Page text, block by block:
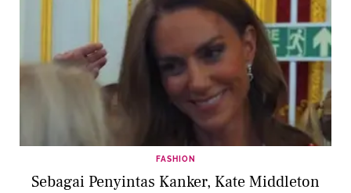
FASHION
Sebagai Penyintas Kanker, Kate Middleton